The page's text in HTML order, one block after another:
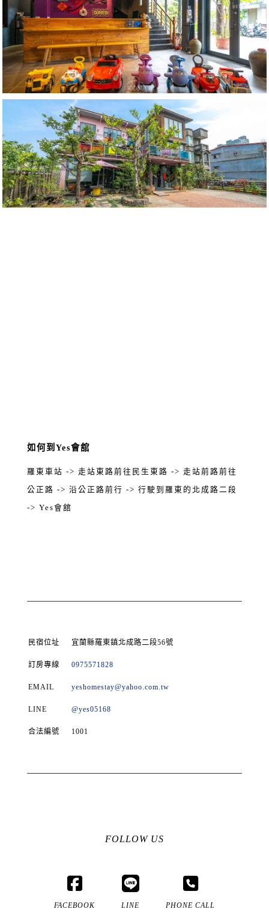
如何到Yes會舘
羅東車站 -> 走站東路前往民生東路 -> 走站前路前往
公正路 -> 沿公正路前行 -> 行駛到羅東的北成路二段
-> Yes會舘
民宿位址 宜蘭縣羅東鎮北成路二段56號
訂房專線 0975571828
EMAIL yeshomestay@yahoo.com.tw
LINE @yes05168
合法編號 1001
FOLLOW US
FACEBOOK LINE PHONE CALL